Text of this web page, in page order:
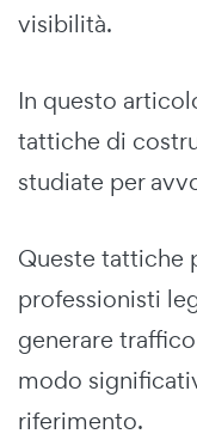
visibilità.
In questo
tattiche di
studiate per
Queste tattiche
professionisti
generare
modo
riferimento.